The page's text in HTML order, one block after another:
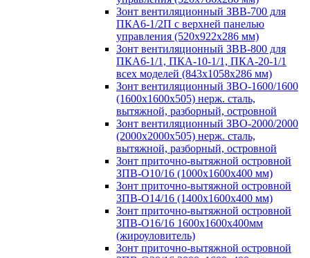
Зонт вентиляционный ЗВВ-700 для
ПКА6-1/2П с верхней панелью
управления (520х922х286 мм)
Зонт вентиляционный ЗВВ-800 для
ПКА6-1/1, ПКА-10-1/1, ПКА-20-1/1
всех моделей (843х1058х286 мм)
Зонт вентиляционный ЗВО-1600/1600
(1600х1600х505) нерж. сталь,
вытяжной, разборный, островной
Зонт вентиляционный ЗВО-2000/2000
(2000х2000х505) нерж. сталь,
вытяжной, разборный, островной
Зонт приточно-вытяжной островной
ЗПВ-О10/16 (1000х1600х400 мм)
Зонт приточно-вытяжной островной
ЗПВ-О14/16 (1400х1600х400 мм)
Зонт приточно-вытяжной островной
ЗПВ-О16/16 1600х1600х400мм
(жироуловитель)
Зонт приточно-вытяжной островной